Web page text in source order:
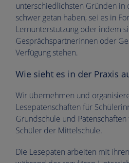
unterschiedlichsten Gründen in
schwer getan haben, sei es in
Lernunterstützung oder indem
Gesprächspartnerinnen oder
Verfügung stehen.
Wie sieht es in der Praxis
Wir übernehmen und
Lesepatenschaften für
Grundschule und
Schüler der Mittelschule.
Die Lesepaten arbeiten mit